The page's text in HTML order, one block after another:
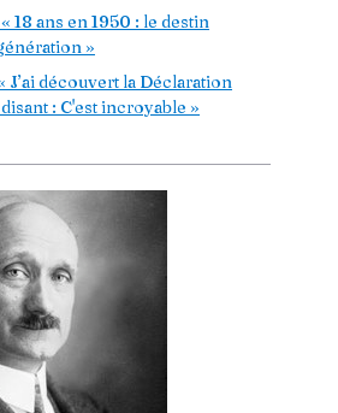
18 ans en 1950 : le destin
»
J’ai découvert la Déclaration
: C'est incroyable »